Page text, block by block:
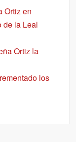
Ortiz en
de la Leal
Ortiz la
los